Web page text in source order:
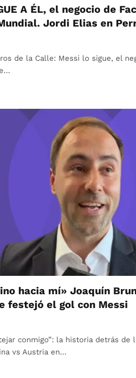
A ÉL, el negocio de
Jordi Elias en
de la Calle: Messi lo sigue, el
hacia mí» Joaquín
festejó el gol con Messi
conmigo”: la historia detrás de
vs Austria en…